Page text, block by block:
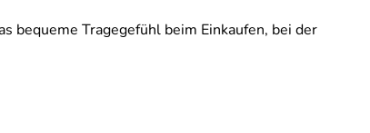
bequeme Tragegefühl beim Einkaufen, bei der